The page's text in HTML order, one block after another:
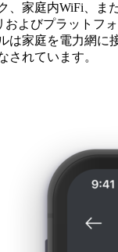
、家庭内WiFi、ま
およびプラットフ
は家庭を電力網に
されています。